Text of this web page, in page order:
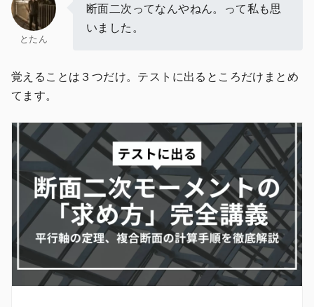
とたん
断面二次ってなんやねん。って私も思
いました。
覚えることは３つだけ。テストに出るところだけまとめ
てます。